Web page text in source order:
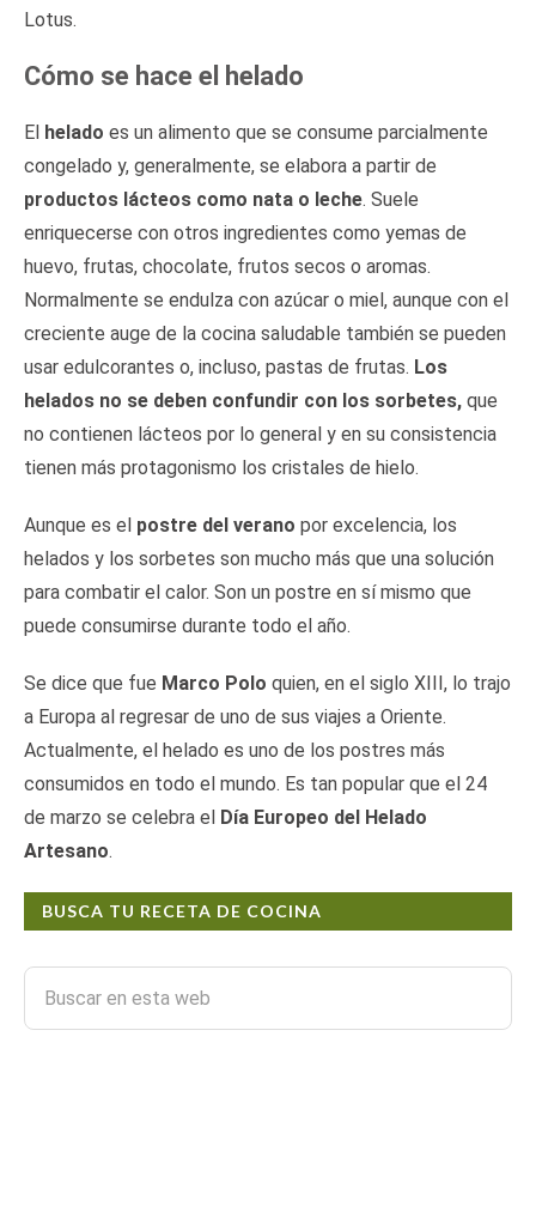
Lotus.
Cómo se hace el helado
El helado es un alimento que se consume parcialmente
congelado y, generalmente, se elabora a partir de
productos lácteos como nata o leche. Suele
enriquecerse con otros ingredientes como yemas de
huevo, frutas, chocolate, frutos secos o aromas.
Normalmente se endulza con azúcar o miel, aunque con el
creciente auge de la cocina saludable también se pueden
usar edulcorantes o, incluso, pastas de frutas. Los
helados no se deben confundir con los sorbetes, que
no contienen lácteos por lo general y en su consistencia
tienen más protagonismo los cristales de hielo.
Aunque es el postre del verano por excelencia, los
helados y los sorbetes son mucho más que una solución
para combatir el calor. Son un postre en sí mismo que
puede consumirse durante todo el año.
Se dice que fue Marco Polo quien, en el siglo XIII, lo trajo
a Europa al regresar de uno de sus viajes a Oriente.
Actualmente, el helado es uno de los postres más
consumidos en todo el mundo. Es tan popular que el 24
de marzo se celebra el Día Europeo del Helado
Artesano.
BUSCA TU RECETA DE COCINA